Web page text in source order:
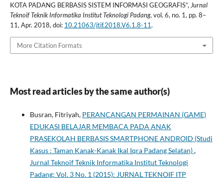
KOTA PADANG BERBASIS SISTEM INFORMASI GEOGRAFIS”,Jurnal
Teknoif Teknik Informatika Institut Teknologi Padang, vol. 6, no. 1, pp. 8–
11, Apr. 2018, doi: 10.21063/jtif.2018.V6.1.8-11.
More Citation Formats
Most read articles by the same author(s)
Busran, Fitriyah, PERANCANGAN PERMAINAN (GAME)
EDUKASI BELAJAR MEMBACA PADA ANAK
PRASEKOLAH BERBASIS SMARTPHONE ANDROID (Studi
Kasus : Taman Kanak-Kanak Ikal Iqra Padang Selatan),
Jurnal Teknoif Teknik Informatika Institut Teknologi
Padang: Vol. 3 No. 1 (2015): JURNAL TEKNOIF ITP